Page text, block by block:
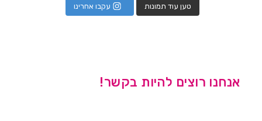
טען עוד תמונות עקבו אחרינו
אנחנו רוצים להיות בקשר!